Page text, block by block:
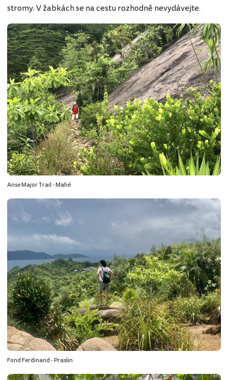
stromy. V žabkách se na cestu rozhodně nevydávejte.
Anse Major Trail - Mahé
Fond Ferdinand - Praslin